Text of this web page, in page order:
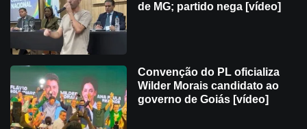
de MG; partido nega [vídeo]
Convenção do PL oficializa
Wilder Morais candidato ao
governo de Goiás [vídeo]